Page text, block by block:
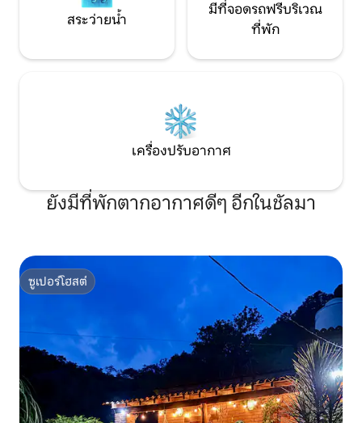
สระว่ายน้ำ
มีที่จอดรถฟรีบริเวณ
ที่พัก
เครื่องปรับอากาศ
ยังมีที่พักตากอากาศดีๆ อีกในชัลมา
ซูเปอร์โฮสต์
ซูเปอร์โฮสต์